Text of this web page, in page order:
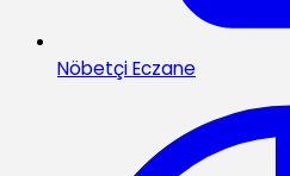
Nöbetçi Eczane